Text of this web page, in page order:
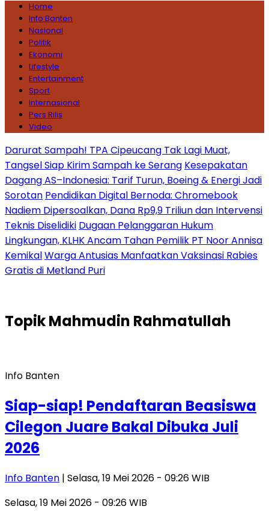
Home
Info Banten
Nasional
Politik
Ekonomi
Lifestyle
Entertainment
Sport
Internasional
Pers Rilis
Video
Darurat Sampah! TPA Cipeucang Tak Lagi Muat,
Tangsel Siap Kirim Sampah ke Serang Kesepakatan
Dagang AS–Indonesia: Tarif Turun, Boeing & Energi Jadi
Sorotan Pendidikan Digital Bernoda: Chromebook
Nadiem Dipersoalkan, Dana Rp9,9 Triliun dan Intervensi
Teknis Diselidiki Dugaan Pelanggaran Hukum
Lingkungan, KLHK Ancam Tahan Pemilik PT Noor Annisa
KemikalWarga Antusias Manfaatkan Vaksinasi Rabies
Gratis di Metland Puri
TopikMahmudin Rahmatullah
Info Banten
Siap-siap! Pendaftaran Beasiswa
Cilegon Juare Bakal Dibuka Juli
2026
Info Banten | Selasa, 19 Mei 2026 - 09:26 WIB
Selasa, 19 Mei 2026 - 09:26 WIB